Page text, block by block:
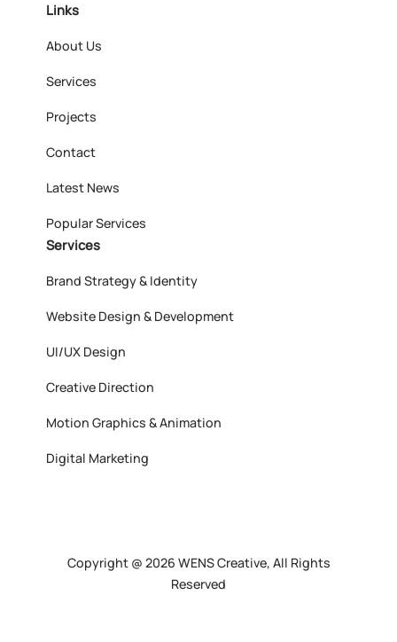
Links
About Us
Services
Projects
Contact
Latest News
Popular Services
Services
Brand Strategy & Identity
Website Design & Development
UI/UX Design
Creative Direction
Motion Graphics & Animation
Digital Marketing
Copyright @ 2026 WENS Creative, All Rights
Reserved